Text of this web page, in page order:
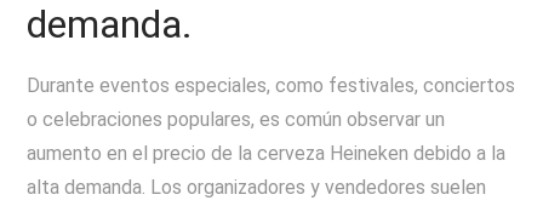
demanda.
Durante eventos especiales, como festivales, conciertos
o celebraciones populares, es común observar un
aumento en el precio de la cerveza Heineken debido a la
alta demanda. Los organizadores y vendedores suelen